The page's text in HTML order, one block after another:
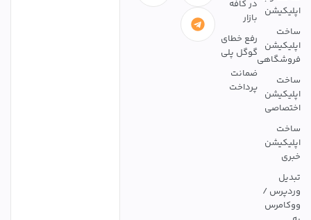
اپلیکیشن
ساخت
اپلیکیشن
فروشگاهی
ساخت
اپلیکیشن
اختصاصی
ساخت
اپلیکیشن
خبری
تبدیل
وردپرس /
ووکامرس
در کافه
بازار
رفع خطای
گوگل پلی
ضمانت
پرداخت